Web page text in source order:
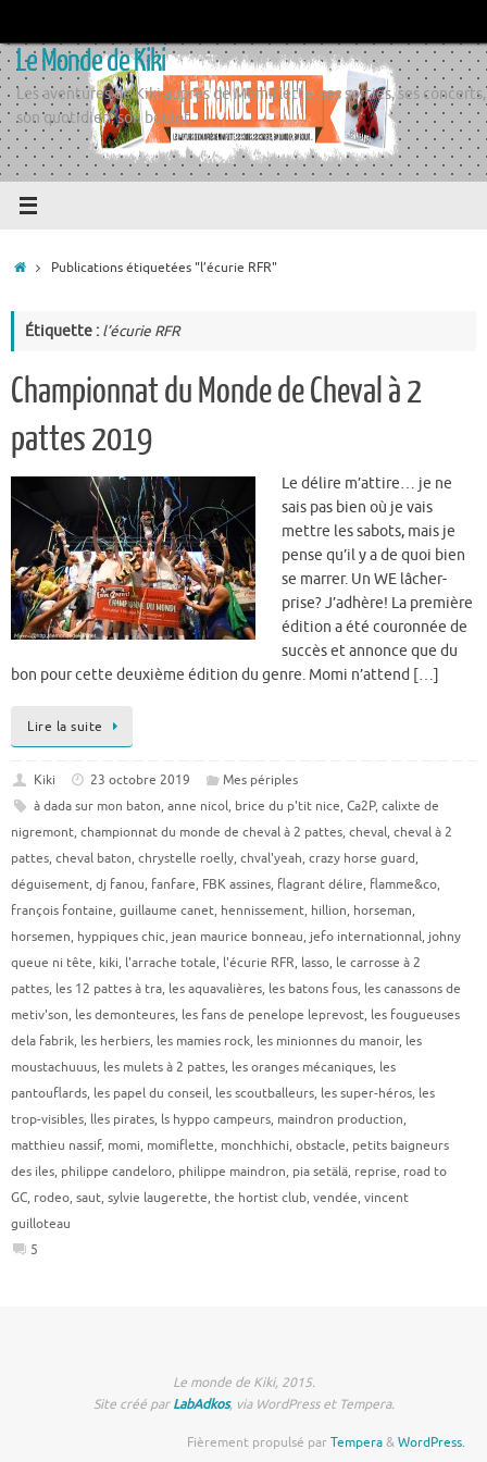
contenu
Le Monde de Kiki
Les aventures de Kiki auprès de Momiflette, ses sorties, ses concerts,
son quotidien, son boulot
AccueilPublications étiquetées "l’écurie RFR"
Étiquette : l’écurie RFR
Championnat du Monde de Cheval à 2
pattes 2019
Le délire m’attire… je ne
sais pas bien où je vais
mettre les sabots, mais je
pense qu’il y a de quoi bien
se marrer. Un WE lâcher-
prise? J’adhère! La première
édition a été couronnée de
succès et annonce que du
bon pour cette deuxième édition du genre. Momi n’attend […]
Lire la suite
Kiki 23 octobre 2019
Mes périples
à dada sur mon baton, anne nicol, brice du p'tit nice, Ca2P, calixte de
nigremont, championnat du monde de cheval à 2 pattes, cheval, cheval à 2
pattes, cheval baton, chrystelle roelly, chval'yeah, crazy horse guard,
déguisement, dj fanou, fanfare, FBK assines, flagrant délire, flamme&co,
françois fontaine, guillaume canet, hennissement, hillion, horseman,
horsemen, hyppiques chic, jean maurice bonneau, jefo internationnal, johny
queue ni tête, kiki, l'arrache totale, l'écurie RFR, lasso, le carrosse à 2
pattes, les 12 pattes à tra, les aquavalières, les batons fous, les canassons de
metiv'son, les demonteures, les fans de penelope leprevost, les fougueuses
dela fabrik, les herbiers, les mamies rock, les minionnes du manoir, les
moustachuuus, les mulets à 2 pattes, les oranges mécaniques, les
pantouflards, les papel du conseil, les scoutballeurs, les super-héros, les
trop-visibles, lles pirates, ls hyppo campeurs, maindron production,
matthieu nassif, momi, momiflette, monchhichi, obstacle, petits baigneurs
des iles, philippe candeloro, philippe maindron, pia setälä, reprise, road to
GC, rodeo, saut, sylvie laugerette, the hortist club, vendée, vincent
guilloteau
5
Le monde de Kiki, 2015.
Site créé parLabAdkos, via WordPress et Tempera.
Fièrement propulsé parTempera&WordPress.